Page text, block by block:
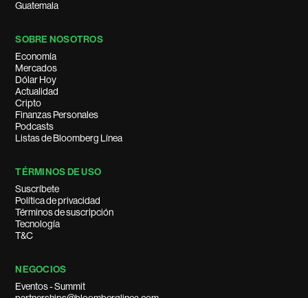
Guatemala
SOBRE NOSOTROS
Economía
Mercados
Dólar Hoy
Actualidad
Cripto
Finanzas Personales
Podcasts
Listas de Bloomberg Línea
TÉRMINOS DE USO
Suscríbete
Política de privacidad
Términos de suscripción
Tecnología
T&C
NEGOCIOS
Eventos - Summit